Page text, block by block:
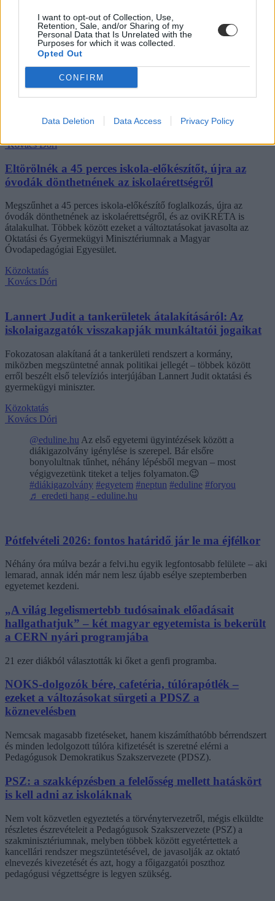
I want to opt-out of Collection, Use,
Retention, Sale, and/or Sharing of my
Personal Data that Is Unrelated with the
Purposes for which it was collected.
Opted Out
CONFIRM
Data Deletion Data Access Privacy Policy
Dolgoznának az egyetem mellett, mégsem
vállalhatnak diákmunkát – több mint százezer
levelezős hallgatót érinthet a szabály
„Szinte bárhol voltam állásinterjún, mikor megtudták, hogy levelező
tagozatos hallgató vagyok, egyből húzni kezdték a szájukat” –
számolt be tapasztalatairól az Eduline-nak egy egyetemista. Példája
Kovács Dóri
Eltörölnék a 45 perces iskola-előkészítőt, újra az
óvodák dönthetnének az iskolaérettségről
Megszűnhet a 45 perces iskola-előkészítő foglalkozás, újra az
óvodák dönthetnének az iskolaérettségről, és az oviKRÉTA is
átalakulhat. Többek között ezeket a változtatásokat javasolta az
Oktatási és Gyermekügyi Minisztériumnak a Magyar
Óvodapedagógiai Egyesület.
Közoktatás
Kovács Dóri
Lannert Judit a tankerületek átalakításáról: Az
iskolaigazgatók visszakapják munkáltatói jogaikat
Fokozatosan alakítaná át a tankerületi rendszert a kormány,
miközben megszüntetné annak politikai jellegét – többek között
erről beszélt első televíziós interjújában Lannert Judit oktatási és
gyermekügyi miniszter.
Közoktatás
Kovács Dóri
@eduline.hu Az első egyetemi ügyintézések között a
diákigazolvány igénylése is szerepel. Bár elsőre
bonyolultnak tűnhet, néhány lépésből megvan – most
végigvezetünk titeket a teljes folyamaton.😉
#diákigazolvány #egyetem #neptun #eduline #foryou
♬ eredeti hang - eduline.hu
Pótfelvételi 2026: fontos határidő jár le ma éjfélkor
Néhány óra múlva bezár a felvi.hu egyik legfontosabb felülete – aki
lemarad, annak idén már nem lesz újabb esélye szeptemberben
egyetemet kezdeni.
„A világ legelismertebb tudósainak előadásait
hallgathatjuk” – két magyar egyetemista is bekerült
a CERN nyári programjába
21 ezer diákból választották ki őket a genfi programba.
NOKS-dolgozók bére, cafetéria, túlórapótlék –
ezeket a változásokat sürgeti a PDSZ a
köznevelésben
Nemcsak magasabb fizetéseket, hanem kiszámíthatóbb bérrendszert
és minden ledolgozott túlóra kifizetését is szeretné elérni a
Pedagógusok Demokratikus Szakszervezete (PDSZ).
PSZ: a szakképzésben a felelősség mellett hatáskört
is kell adni az iskoláknak
Nem volt közvetlen egyeztetés a törvénytervezetről, mégis elküldte
részletes észrevételeit a Pedagógusok Szakszervezete (PSZ) a
szakminisztériumnak, melyben többek között egyetértettek a
kancellári rendszer megszüntetésével, de javasolják az oktató
elnevezés kivezetését és azt, hogy a főigazgatói poszthoz
pedagógusi végzettségre is legyen szükség.